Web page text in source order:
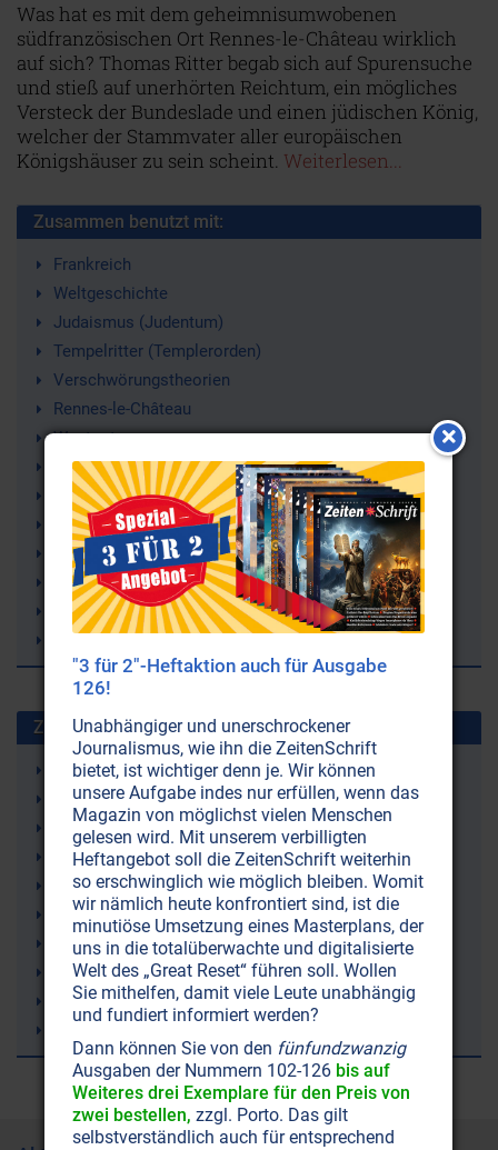
Was hat es mit dem geheimnisumwobenen
südfranzösischen Ort Rennes-le-Château wirklich
auf sich? Thomas Ritter begab sich auf Spurensuche
und stieß auf unerhörten Reichtum, ein mögliches
Versteck der Bundeslade und einen jüdischen König,
welcher der Stammvater aller europäischen
Königshäuser zu sein scheint. Weiterlesen...
Zusammen benutzt mit:
Frankreich
Weltgeschichte
Judaismus (Judentum)
Tempelritter (Templerorden)
Verschwörungstheorien
Rennes-le-Château
Westgoten
Gotenschatz
Goten
Bundeslade
Bérenger Saunière
Périllos
Opoul
Cohen-Gen
Zuletzt gesuchte Stichworte
Zellen
Wetter
Gelenkschmerzen
Ketone (Ketonkörper)
Ketogene Ernährung (Ketose)
Irland
Demenz
rTMS (repetitive Transkranielle Magnetstimulation)
Lithium
"3 für 2"-Heftaktion auch für Ausgabe
126!
Unabhängiger und unerschrockener
Journalismus, wie ihn die ZeitenSchrift
bietet, ist wichtiger denn je. Wir können
unsere Aufgabe indes nur erfüllen, wenn das
Magazin von möglichst vielen Menschen
gelesen wird. Mit unserem verbilligten
Heftangebot soll die ZeitenSchrift weiterhin
so erschwinglich wie möglich bleiben. Womit
wir nämlich heute konfrontiert sind, ist die
minutiöse Umsetzung eines Masterplans, der
uns in die totalüberwachte und digitalisierte
Welt des „Great Reset“ führen soll. Wollen
Sie mithelfen, damit viele Leute unabhängig
und fundiert informiert werden?
Dann können Sie von den fünfundzwanzig
Ausgaben der Nummern 102-126 bis auf
Weiteres drei Exemplare für den Preis von
zwei bestellen, zzgl. Porto. Das gilt
selbstverständlich auch für entsprechend